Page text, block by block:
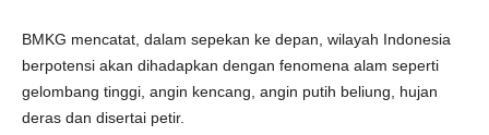
BMKG mencatat, dalam sepekan ke depan, wilayah Indonesia
berpotensi akan dihadapkan dengan fenomena alam seperti
gelombang tinggi, angin kencang, angin putih beliung, hujan
deras dan disertai petir.